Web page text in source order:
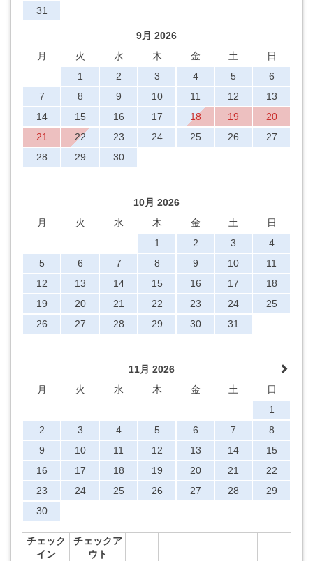
31
9月 2026
月
火 水 木 金 土
日
1
2 3 4 5
6
7
8 9 10 11 12
13
14
15 16 17 18 19
20
21
22 23 24 25 26
27
28
29 30
10月 2026
月
火 水 木 金 土
日
1
2 3
4
5
6 7 8 9 10
11
12
13 14 15 16 17
18
19
20 21 22 23 24
25
26
27 28 29 30 31
11月 2026
月
火 水 木 金 土
日
1
2
3 4 5 6 7
8
9
10 11 12 13 14
15
16
17 18 19 20 21
22
23
24 25 26 27 28
29
30
チェック
イン
チェックア
ウト